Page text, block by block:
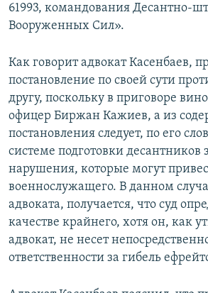
61993, командования Десантно-
Вооруженных Сил».
Как говорит адвокат Касенбаев,
постановление по своей сути
другу, поскольку в приговоре
офицер Биржан Кажиев, а из
постановления следует, по его
системе подготовки десантников
нарушения, которые могут
военнослужащего. В данном
адвоката, получается, что суд
качестве крайнего, хотя он, как
адвокат, не несет
ответственности за гибель